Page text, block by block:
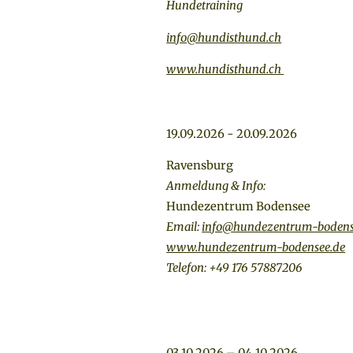
Hundetraining
info@hundisthund.ch
www.hundisthund.ch
19.09.2026 - 20.09.2026
Ravensburg
Anmeldung & Info:
Hundezentrum Bodensee
Email: info@hundezentrum-
www.hundezentrum-bodensee.de
Telefon: +49 176 57887206